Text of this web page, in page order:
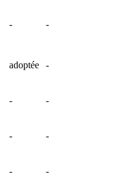
- -
adoptée -
- -
- -
- -